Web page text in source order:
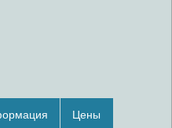
Цены